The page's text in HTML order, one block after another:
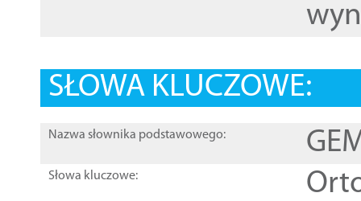
SŁOWA KLUCZOWE:
Nazwa słownika podstawowego:
Słowa kluczowe: